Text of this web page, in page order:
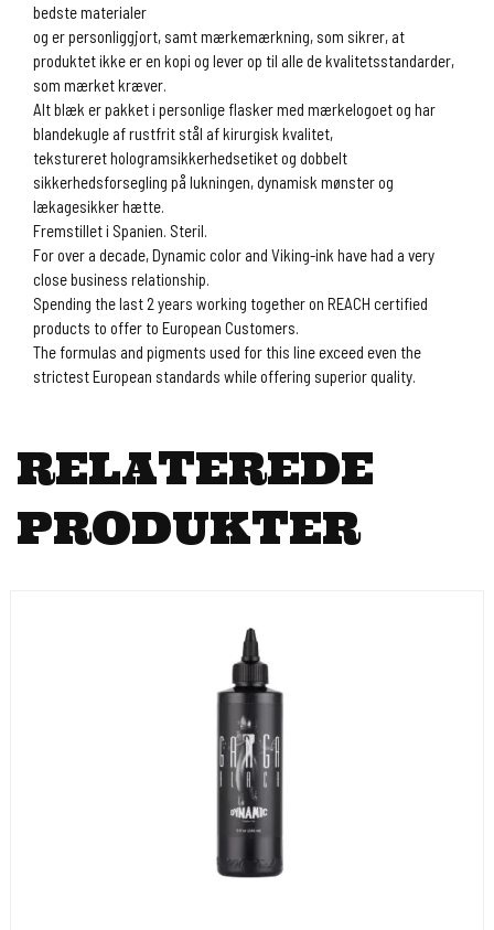
bedste materialer
og er personliggjort, samt mærkemærkning, som sikrer, at
produktet ikke er en kopi og lever op til alle de kvalitetsstandarder,
som mærket kræver.
Alt blæk er pakket i personlige flasker med mærkelogoet og har
blandekugle af rustfrit stål af kirurgisk kvalitet,
tekstureret hologramsikkerhedsetiket og dobbelt
sikkerhedsforsegling på lukningen, dynamisk mønster og
lækagesikker hætte.
Fremstillet i Spanien. Steril.
For over a decade, Dynamic color and Viking-ink have had a very
close business relationship.
Spending the last 2 years working together on REACH certified
products to offer to European Customers.
The formulas and pigments used for this line exceed even the
strictest European standards while offering superior quality.
RELATEREDE
PRODUKTER